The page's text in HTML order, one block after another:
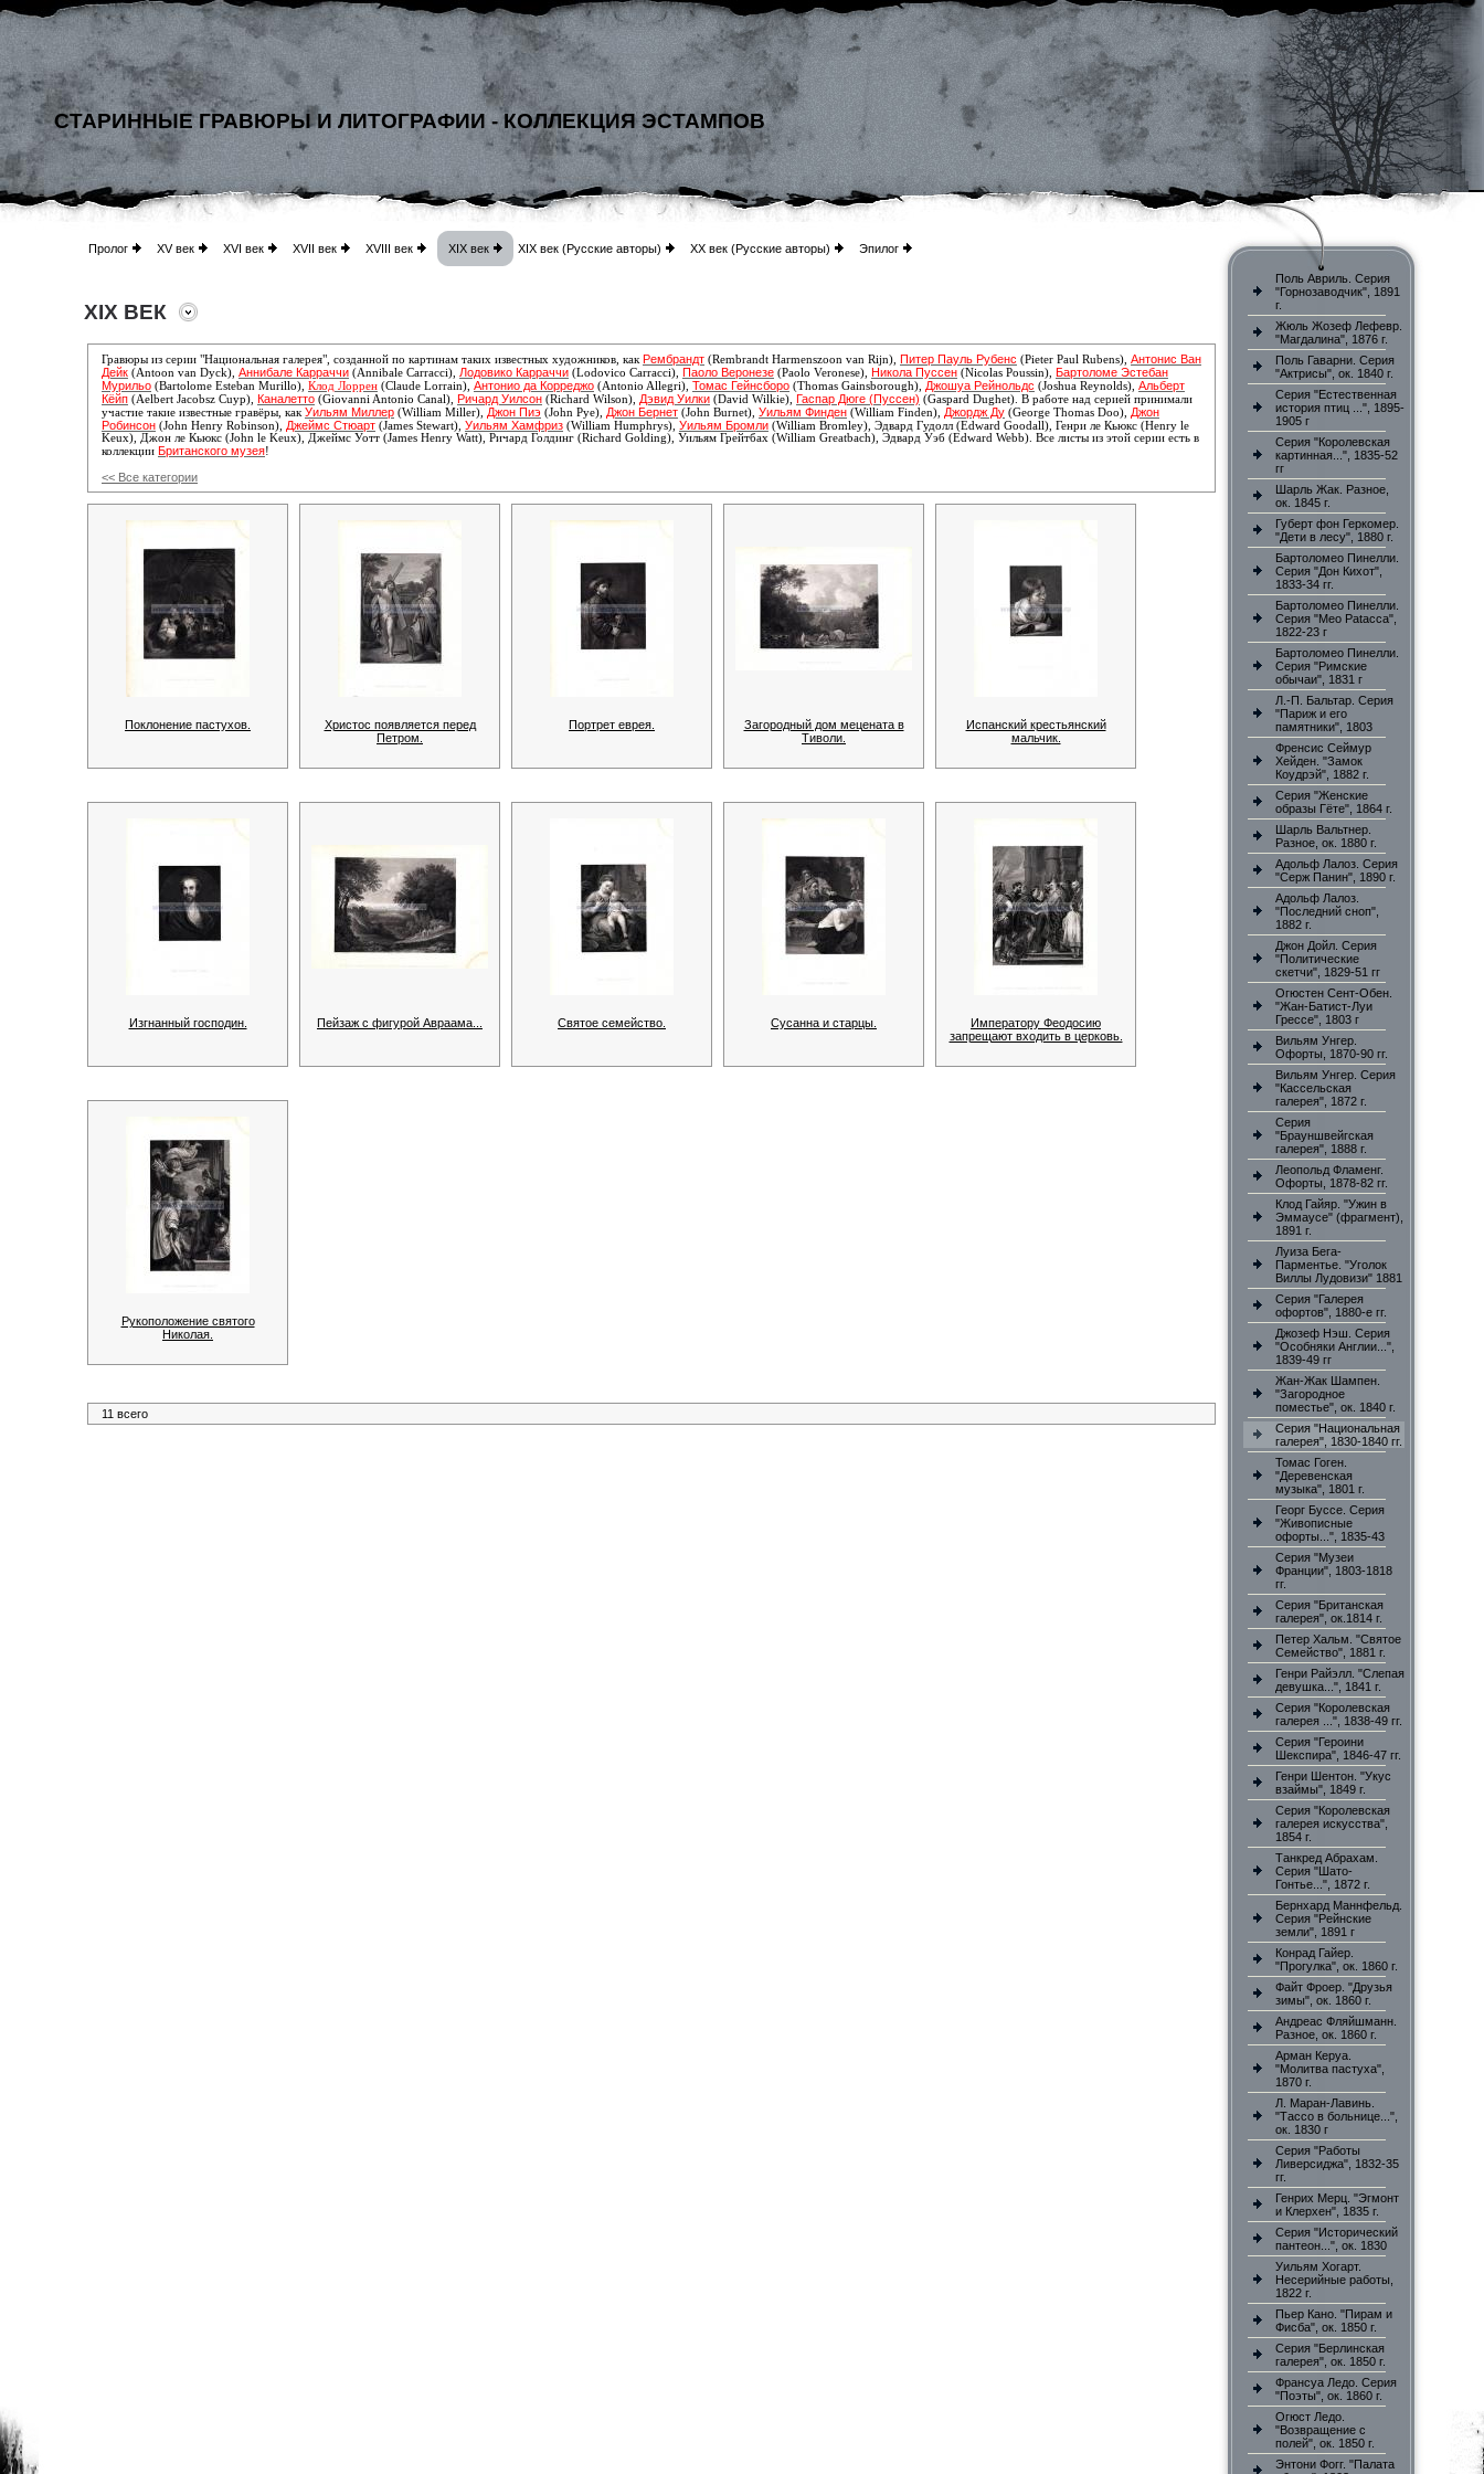
СТАРИННЫЕ ГРАВЮРЫ И ЛИТОГРАФИИ - КОЛЛЕКЦИЯ ЭСТАМПОВ
Пролог XV век XVI век XVII век XVIII век XIX век XIX век (Русские авторы) XX век (Русские авторы) Эпилог
XIX ВЕК
Гравюры из серии "Национальная галерея", созданной по картинам таких известных художников, как Рембрандт (Rembrandt Harmenszoon van Rijn), Питер Пауль Рубенс (Pieter Paul Rubens), Антонис Ван
Дейк (Antoon van Dyck), Аннибале Карраччи (Annibale Carracci), Лодовико Карраччи (Lodovico Carracci), Паоло Веронезе (Paolo Veronese), Никола Пуссен (Nicolas Poussin), Бартоломе Эстебан
Мурильо (Bartolome Esteban Murillo), Клод Лоррен (Claude Lorrain), Антонио да Корреджо (Antonio Allegri), Томас Гейнсборо (Thomas Gainsborough), Джошуа Рейнольдс (Joshua Reynolds), Альберт
Кёйп (Aelbert Jacobsz Cuyp), Каналетто (Giovanni Antonio Canal), Ричард Уилсон (Richard Wilson), Дэвид Уилки (David Wilkie), Гаспар Дюге (Пуссен) (Gaspard Dughet). В работе над серией принимали
участие такие известные гравёры, как Уильям Миллер (William Miller), Джон Пиэ (John Pye), Джон Бернет (John Burnet), Уильям Финден (William Finden), Джордж Ду (George Thomas Doo), Джон
Робинсон (John Henry Robinson), Джеймс Стюарт (James Stewart), Уильям Хамфриз (William Humphrys), Уильям Бромли (William Bromley), Эдвард Гудолл (Edward Goodall), Генри ле Кьюкс (Henry le
Keux), Джон ле Кьюкс (John le Keux), Джеймс Уотт (James Henry Watt), Ричард Голдинг (Richard Golding), Уильям Грейтбах (William Greatbach), Эдвард Уэб (Edward Webb) . Все листы из этой серии есть в
коллекции Британского музея!
<< Все категории
Поклонение пастухов.
Христос появляется перед
Петром.
Портрет еврея.
Загородный дом мецената в
Тиволи.
Испанский крестьянский
мальчик.
Изгнанный господин. Пейзаж с фигурой Авраама... Святое семейство. Сусанна и старцы.
Императору Феодосию
запрещают входить в церковь.
Рукоположение святого
Николая.
11 всего
Поль Авриль. Серия
"Горнозаводчик", 1891
г.
Жюль Жозеф Лефевр.
"Магдалина", 1876 г.
Поль Гаварни. Серия
"Актрисы", ок. 1840 г.
Серия "Естественная
история птиц ...", 1895-
1905 г
Серия "Королевская
картинная...", 1835-52
гг
Шарль Жак. Разное,
ок. 1845 г.
Губерт фон Геркомер.
"Дети в лесу", 1880 г.
Бартоломео Пинелли.
Серия "Дон Кихот",
1833-34 гг.
Бартоломео Пинелли.
Серия "Meo Patacca",
1822-23 г
Бартоломео Пинелли.
Серия "Римские
обычаи", 1831 г
Л.-П. Бальтар. Серия
"Париж и его
памятники", 1803
Френсис Сеймур
Хейден. "Замок
Коудрэй", 1882 г.
Серия "Женские
образы Гёте", 1864 г.
Шарль Вальтнер.
Разное, ок. 1880 г.
Адольф Лалоз. Серия
"Серж Панин", 1890 г.
Адольф Лалоз.
"Последний сноп",
1882 г.
Джон Дойл. Серия
"Политические
скетчи", 1829-51 гг
Огюстен Сент-Обен.
"Жан-Батист-Луи
Грессе", 1803 г
Вильям Унгер.
Офорты, 1870-90 гг.
Вильям Унгер. Серия
"Кассельская
галерея", 1872 г.
Серия
"Брауншвейгская
галерея", 1888 г.
Леопольд Фламенг.
Офорты, 1878-82 гг.
Клод Гайяр. "Ужин в
Эммаусе" (фрагмент),
1891 г.
Луиза Бега-
Парментье. "Уголок
Виллы Лудовизи" 1881
Серия "Галерея
офортов", 1880-е гг.
Джозеф Нэш. Серия
"Особняки Англии...",
1839-49 гг
Жан-Жак Шампен.
"Загородное
поместье", ок. 1840 г.
Серия "Национальная
галерея", 1830-1840 гг.
Томас Гоген.
"Деревенская
музыка", 1801 г.
Георг Буссе. Серия
"Живописные
офорты...", 1835-43
Серия "Музеи
Франции", 1803-1818
гг.
Серия "Британская
галерея", ок.1814 г.
Петер Хальм. "Святое
Семейство", 1881 г.
Генри Райэлл. "Слепая
девушка...", 1841 г.
Серия "Королевская
галерея ...", 1838-49 гг.
Серия "Героини
Шекспира", 1846-47 гг.
Генри Шентон. "Укус
взаймы", 1849 г.
Серия "Королевская
галерея искусства",
1854 г.
Танкред Абрахам.
Серия "Шато-
Гонтье...", 1872 г.
Бернхард Маннфельд.
Серия "Рейнские
земли", 1891 г
Конрад Гайер.
"Прогулка", ок. 1860 г.
Файт Фроер. "Друзья
зимы", ок. 1860 г.
Андреас Фляйшманн.
Разное, ок. 1860 г.
Арман Керуа.
"Молитва пастуха",
1870 г.
Л. Маран-Лавинь.
"Тассо в больнице...",
ок. 1830 г
Серия "Работы
Ливерсиджа", 1832-35
гг.
Генрих Мерц. "Эгмонт
и Клерхен", 1835 г.
Серия "Исторический
пантеон...", ок. 1830
Уильям Хогарт.
Несерийные работы,
1822 г.
Пьер Кано. "Пирам и
Фисба", ок. 1850 г.
Серия "Берлинская
галерея", ок. 1850 г.
Франсуа Ледо. Серия
"Поэты", ок. 1860 г.
Огюст Ледо.
"Возвращение с
полей", ок. 1850 г.
Энтони Фогг. "Палата